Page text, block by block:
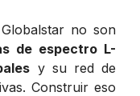
no son
de espectro L-
y su red de
Construir eso